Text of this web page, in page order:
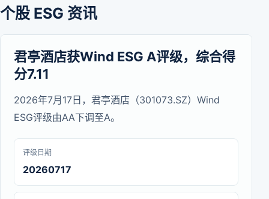
个股 ESG 资讯
君亭酒店获Wind ESG A评级，综合得
分7.11
2026年7月17日，君亭酒店（301073.SZ）Wind
ESG评级由AA下调至A。
评级日期
20260717